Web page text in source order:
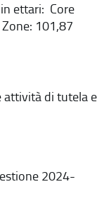
ettari: Core
101,87
attività di tutela e
2024-